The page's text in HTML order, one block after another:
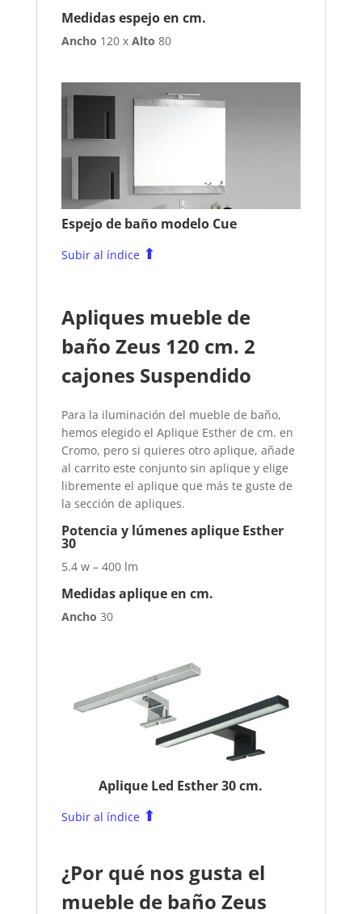
Medidas espejo en cm.
Ancho 120 x Alto 80
Espejo de baño modelo Cue
Subir al índice ⬆
Apliques mueble de
baño Zeus 120 cm. 2
cajones Suspendido
Para la iluminación del mueble de baño,
hemos elegido el Aplique Esther de cm. en
Cromo, pero si quieres otro aplique, añade
al carrito este conjunto sin aplique y elige
libremente el aplique que más te guste de
la sección de apliques.
Potencia y lúmenes aplique Esther
30
5.4 w – 400 lm
Medidas aplique en cm.
Ancho 30
Aplique Led Esther 30 cm.
Subir al índice ⬆
¿Por qué nos gusta el
mueble de baño Zeus